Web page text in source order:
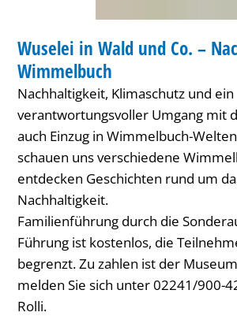
Nachhaltigkeit
im
Wimmelbuch
KATEGORIE: FÜHRUNG
Wuselei in Wald und Co. –
Wimmelbuch
Nachhaltigkeit, Klimaschutz und ein
verantwortungsvoller Umgang mit
auch Einzug in Wimmelbuch-
schauen uns verschiedene
entdecken Geschichten rund um
Nachhaltigkeit.
Familienführung durch die
Führung ist kostenlos, die
begrenzt. Zu zahlen ist der
melden Sie sich unter 02241/900-
Rolli.